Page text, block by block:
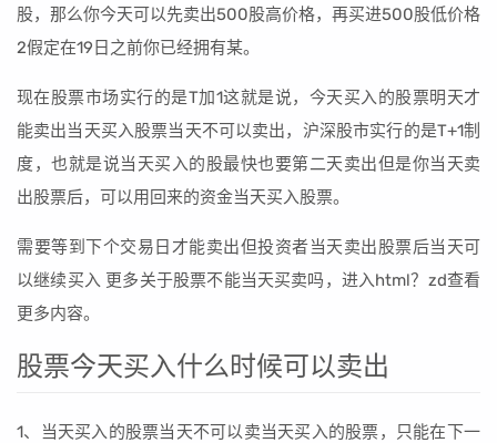
股，那么你今天可以先卖出500股高价格，再买进500股低价格
2假定在19日之前你已经拥有某。
现在股票市场实行的是T加1这就是说，今天买入的股票明天才
能卖出当天买入股票当天不可以卖出，沪深股市实行的是T+1制
度，也就是说当天买入的股最快也要第二天卖出但是你当天卖
出股票后，可以用回来的资金当天买入股票。
需要等到下个交易日才能卖出但投资者当天卖出股票后当天可
以继续买入 更多关于股票不能当天买卖吗，进入html？zd查看
更多内容。
股票今天买入什么时候可以卖出
1、当天买入的股票当天不可以卖当天买入的股票，只能在下一